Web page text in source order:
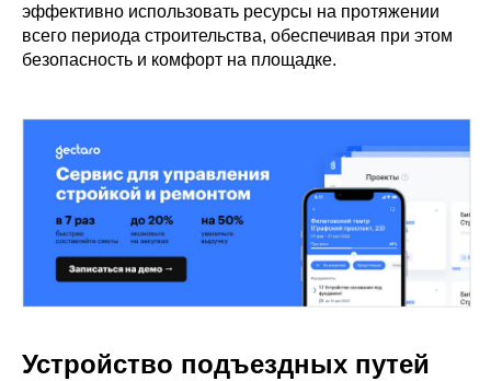
эффективно использовать ресурсы на протяжении
всего периода строительства, обеспечивая при этом
безопасность и комфорт на площадке.
Устройство подъездных путей